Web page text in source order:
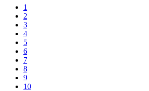
1
2
3
4
5
6
7
8
9
10